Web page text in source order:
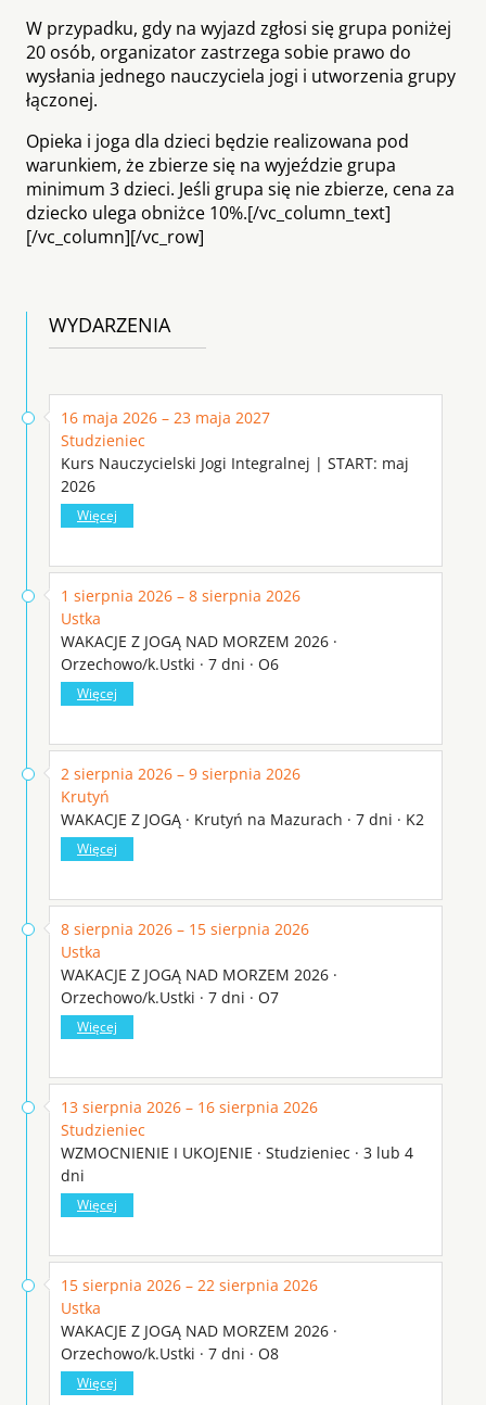
W przypadku, gdy na wyjazd zgłosi się grupa poniżej
20 osób, organizator zastrzega sobie prawo do
wysłania jednego nauczyciela jogi i utworzenia grupy
łączonej.
Opieka i joga dla dzieci będzie realizowana pod
warunkiem, że zbierze się na wyjeździe grupa
minimum 3 dzieci. Jeśli grupa się nie zbierze, cena za
dziecko ulega obniżce 10%.[/vc_column_text]
[/vc_column][/vc_row]
WYDARZENIA
16 maja 2026 – 23 maja 2027
Studzieniec
Kurs Nauczycielski Jogi Integralnej | START: maj
2026
Więcej
1 sierpnia 2026 – 8 sierpnia 2026
Ustka
WAKACJE Z JOGĄ NAD MORZEM 2026 ·
Orzechowo/k.Ustki · 7 dni · O6
Więcej
2 sierpnia 2026 – 9 sierpnia 2026
Krutyń
WAKACJE Z JOGĄ · Krutyń na Mazurach · 7 dni · K2
Więcej
8 sierpnia 2026 – 15 sierpnia 2026
Ustka
WAKACJE Z JOGĄ NAD MORZEM 2026 ·
Orzechowo/k.Ustki · 7 dni · O7
Więcej
13 sierpnia 2026 – 16 sierpnia 2026
Studzieniec
WZMOCNIENIE I UKOJENIE · Studzieniec · 3 lub 4
dni
Więcej
15 sierpnia 2026 – 22 sierpnia 2026
Ustka
WAKACJE Z JOGĄ NAD MORZEM 2026 ·
Orzechowo/k.Ustki · 7 dni · O8
Więcej